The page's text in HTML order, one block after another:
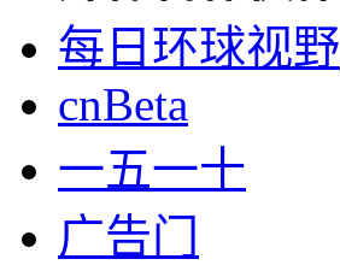
每日环球视野
cnBeta
一五一十
广告门